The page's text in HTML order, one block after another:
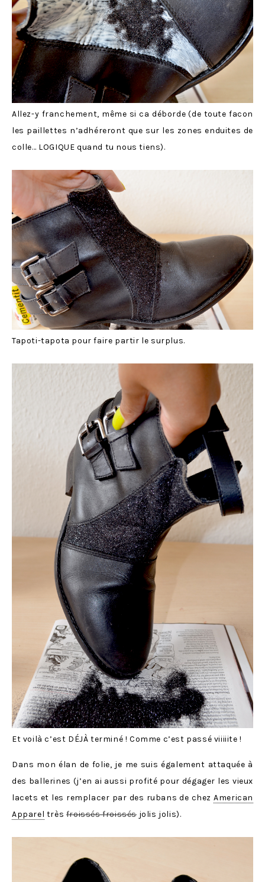
Allez-y franchement, même si ca déborde (de toute facon
les paillettes n’adhéreront que sur les zones enduites de
colle… LOGIQUE quand tu nous tiens).
Tapoti-tapota pour faire partir le surplus.
Et voilà c’est DÉJÀ terminé ! Comme c’est passé viiiiite !
Dans mon élan de folie, je me suis également attaquée à
des ballerines (j’en ai aussi profité pour dégager les vieux
lacets et les remplacer par des rubans de chezAmerican
Apparel trèsfroissés froissés jolis jolis).